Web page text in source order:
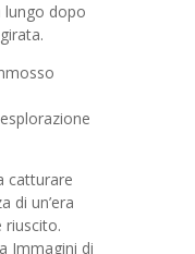
lungo dopo
catturare
di un’era
riuscito.
Immagini di